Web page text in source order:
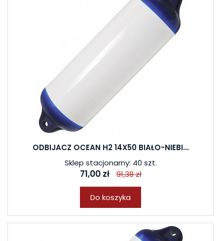
ODBIJACZ OCEAN H2 14X50 BIAŁO-NIEBI...
Sklep stacjonarny: 40 szt.
71,00 zł 91,38 zł
Do koszyka